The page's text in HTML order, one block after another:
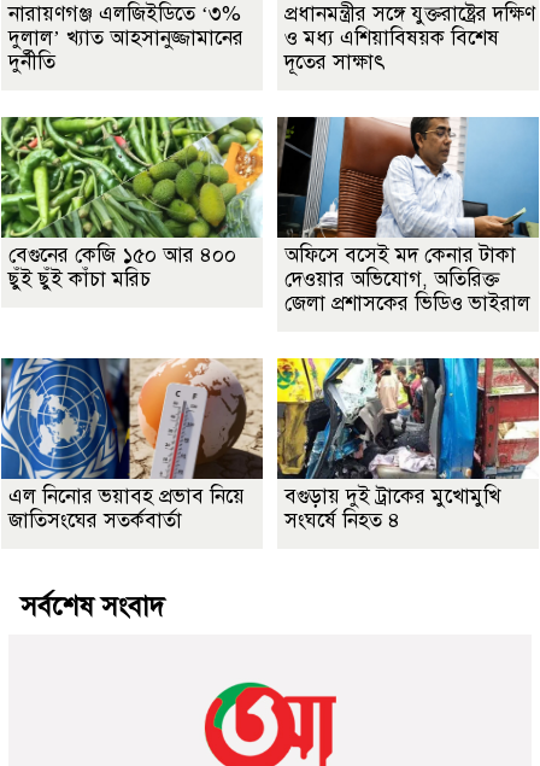
নারায়ণগঞ্জ এলজিইডিতে ‘৩%
দুলাল’ খ্যাত আহসানুজ্জামানের
দুর্নীতি
প্রধানমন্ত্রীর সঙ্গে যুক্তরাষ্ট্রের দক্ষিণ
ও মধ্য এশিয়াবিষয়ক বিশেষ
দূতের সাক্ষাৎ
বেগুনের কেজি ১৫০ আর ৪০০
ছুঁই ছুঁই কাঁচা মরিচ
অফিসে বসেই মদ কেনার টাকা
দেওয়ার অভিযোগ, অতিরিক্ত
জেলা প্রশাসকের ভিডিও ভাইরাল
এল নিনোর ভয়াবহ প্রভাব নিয়ে
জাতিসংঘের সতর্কবার্তা
বগুড়ায় দুই ট্রাকের মুখোমুখি
সংঘর্ষে নিহত ৪
সর্বশেষ সংবাদ